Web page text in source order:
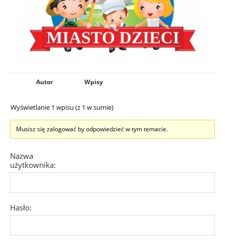
Autor Wpisy
Wyświetlanie 1 wpisu (z 1 w sumie)
Musisz się zalogować by odpowiedzieć w tym temacie.
Nazwa
użytkownika:
Hasło: